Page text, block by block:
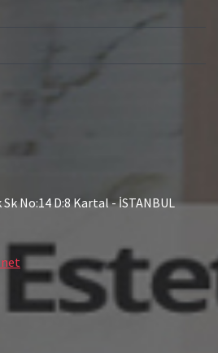
No:14 D:8 Kartal - İSTANBUL